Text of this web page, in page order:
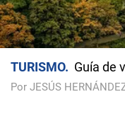
TURISMO Guía de
Por JESÚS